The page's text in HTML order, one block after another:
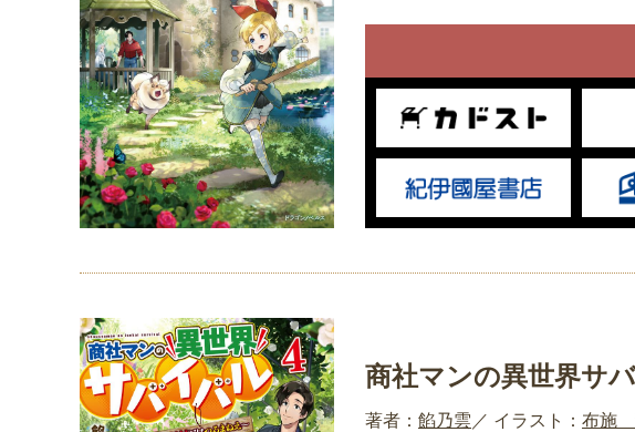
商社マンの異世界サ
著者： 餡乃雲 イラスト： 布施